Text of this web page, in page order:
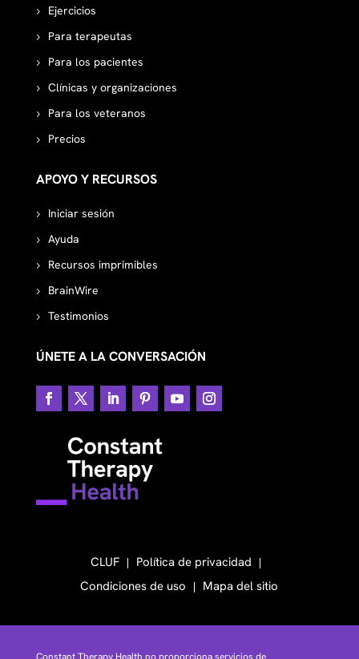
Ejercicios
Para terapeutas
Para los pacientes
Clínicas y organizaciones
Para los veteranos
Precios
APOYO Y RECURSOS
Iniciar sesión
Ayuda
Recursos imprimibles
BrainWire
Testimonios
ÚNETE A LA CONVERSACIÓN
CLUF
Política de privacidad
Condiciones de uso
Mapa del sitio